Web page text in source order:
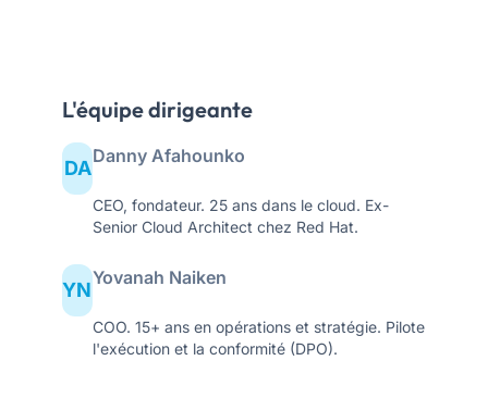
L'équipe dirigeante
DA
Danny Afahounko
CEO, fondateur. 25 ans dans le cloud. Ex-
Senior Cloud Architect chez Red Hat.
YN
Yovanah Naiken
COO. 15+ ans en opérations et stratégie. Pilote
l'exécution et la conformité (DPO).